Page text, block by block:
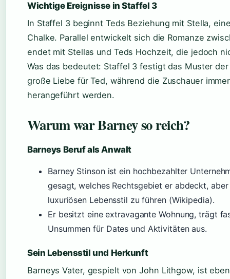
Wichtige Ereignisse in Staffel 3
In Staffel 3 beginnt Teds Beziehung mit Stella,
Chalke. Parallel entwickelt sich die Romanze
endet mit Stellas und Teds Hochzeit, die jedoch
Was das bedeutet: Staffel 3 festigt das Muster
große Liebe für Ted, während die Zuschauer
herangeführt werden.
Warum war Barney so reich?
Barneys Beruf als Anwalt
Barney Stinson ist ein hochbezahlter
gesagt, welches Rechtsgebiet er abdeckt,
luxuriösen Lebensstil zu führen (Wikipedia).
Er besitzt eine extravagante Wohnung, trägt
Unsummen für Dates und Aktivitäten aus.
Sein Lebensstil und Herkunft
Barneys Vater, gespielt von John Lithgow, ist